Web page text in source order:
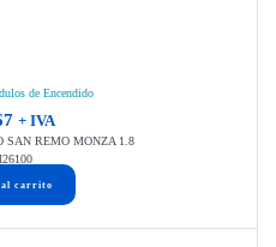
de Encendido
+ IVA
SAN REMO MONZA 1.8
al carrito